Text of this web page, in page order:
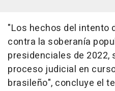
"Los hechos del intento
contra la soberanía
presidenciales de 2022,
proceso judicial en
brasileño", concluye el